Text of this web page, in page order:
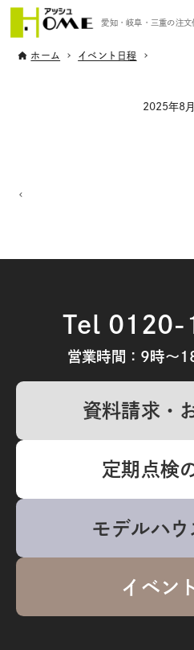
愛知・岐阜・三重の注文
ホーム イベント日程
2025年8
Tel 0120-
営業時間：9時～
資料請求・
定期点検
モデルハウ
イベン